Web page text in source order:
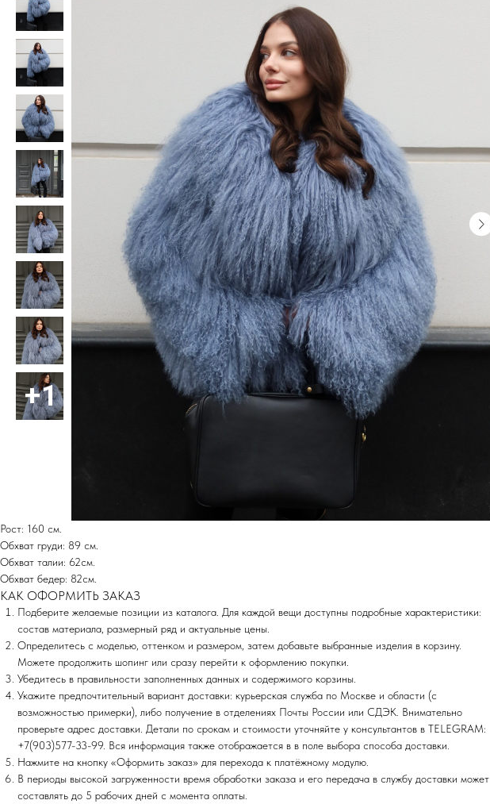
Рост: 160 см.
Обхват груди: 89 см.
Обхват талии: 62см.
Обхват бедер: 82см.
КАК ОФОРМИТЬ ЗАКАЗ
Подберите желаемые позиции из каталога. Для каждой вещи доступны подробные характеристики:
состав материала, размерный ряд и актуальные цены.
Определитесь с моделью, оттенком и размером, затем добавьте выбранные изделия в корзину.
Можете продолжить шопинг или сразу перейти к оформлению покупки.
Убедитесь в правильности заполненных данных и содержимого корзины.
Укажите предпочтительный вариант доставки: курьерская служба по Москве и области (с
возможностью примерки), либо получение в отделениях Почты России или СДЭК. Внимательно
проверьте адрес доставки. Детали по срокам и стоимости уточняйте у консультантов в TELEGRAM:
+7(903)577-33-99. Вся информация также отображается в в поле выбора способа доставки.
Нажмите на кнопку «Оформить заказ» для перехода к платёжному модулю.
В периоды высокой загруженности время обработки заказа и его передача в службу доставки может
составлять до 5 рабочих дней с момента оплаты.